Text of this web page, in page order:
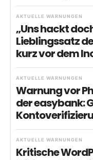
AKTUELLE WARNUNGEN
„Uns hackt
Lieblingssatz
kurz vor dem
AKTUELLE WARNUNGEN
Warnung vor
der easybank:
AKTUELLE WARNUNGEN
Kritische